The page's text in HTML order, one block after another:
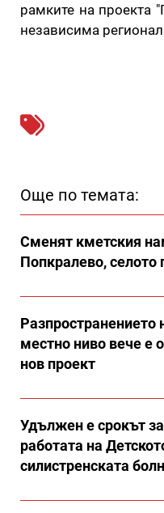
рамките на проекта
независима
Още по темата:
Сменят кметския
Попкралево, селото
местно ниво вече е
нов проект
Удължен е срокът
работата на
силистренската